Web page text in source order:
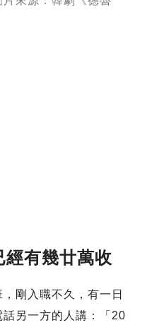
經有幾廿萬收
剛入職不久，有一日
另一方的人講：「20